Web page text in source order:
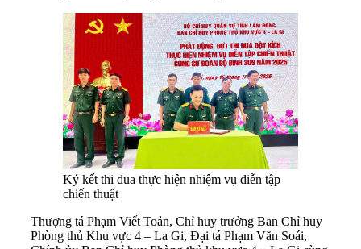
Ký kết thi đua thực hiện nhiệm vụ diễn tập
chiến thuật
Thượng tá Phạm Viết Toản, Chỉ huy trưởng Ban Chỉ huy
Phòng thủ Khu vực 4 – La Gi, Đại tá Phạm Văn Soái,